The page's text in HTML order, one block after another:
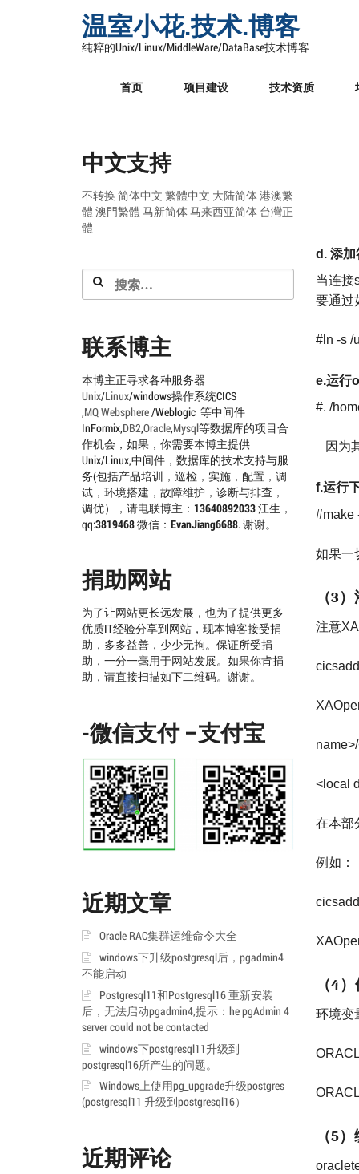
温室小花.技术.博客
纯粹的Unix/Linux/MiddleWare/DataBase技术博客
首页 项目建设 技术资质
d. 添加
当连接
要通过
#ln -s /
e.运行
#. /
因为
f.运行
#make
如果一
（3
注意
<local
在本部
例如：
（4
环境变
（5）
中文支持
不转换 简体中文 繁體中文 大陆简体港澳繁
體 澳門繁體 马新简体马来西亚简体 台灣正
體
搜
索：
联系博主
本博主正寻求各种服务器
Unix/Linux/windows操作系统CICS
,MQWebsphere/Weblogic 等中间件
InFormix,DB2,Oracle,Mysql等数据库的项目合
作机会，如果，你需要本博主提供
Unix/Linux,中间件，数据库的技术支持与服
务(包括产品培训，巡检，实施，配置，调
试，环境搭建，故障维护，诊断与排查，
调优），请电联博主： 13640892033江生，
qq:3819468微信： EvanJiang6688. 谢谢。
捐助网站
为了让网站更长远发展，也为了提供更多
优质IT经验分享到网站，现本博客接受捐
助，多多益善，少少无拘。保证所受捐
助，一分一毫用于网站发展。如果你肯捐
助，请直接扫描如下二维码。谢谢。
-微信支付 –支付宝
近期文章
Oracle RAC集群运维命令大全
windows下升级postgresql后，pgadmin4
不能启动
Postgresql11和Postgresql16 重新安装
后，无法启动pgadmin4,提示：he pgAdmin 4
server could not be contacted
windows下postgresql11升级到
postgresql16所产生的问题。
Windows上使用pg_upgrade升级postgres
(postgresql11 升级到postgresql16）
近期评论